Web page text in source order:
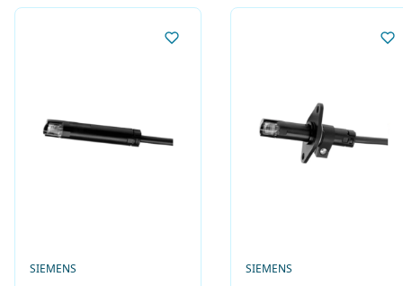
PRODUCENT
SIEMENS PRODUCENT
SIEMENS